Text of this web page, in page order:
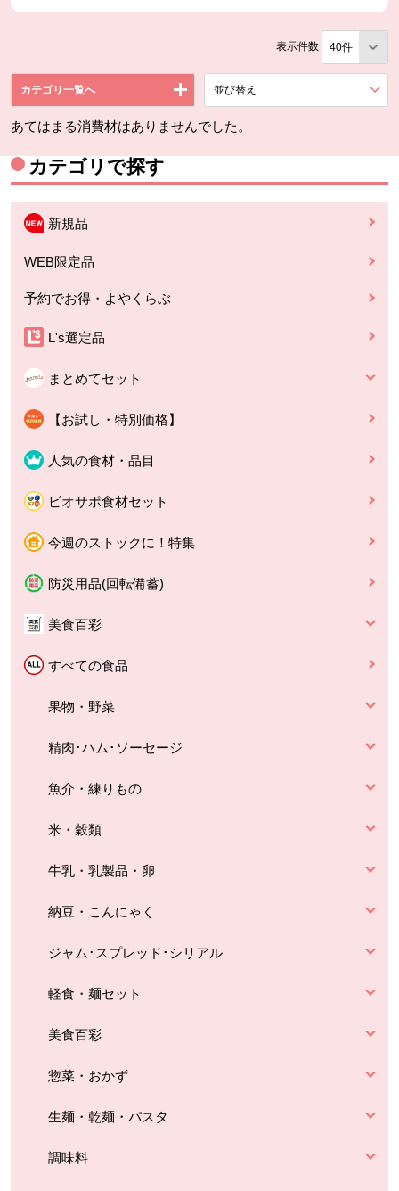
表示件数
カテゴリ一覧へ 並び替え
あてはまる消費材はありませんでした。
カテゴリで探す
新規品
WEB限定品
予約でお得・よやくらぶ
L's選定品
まとめてセット
【お試し・特別価格】
人気の食材・品目
ビオサポ食材セット
今週のストックに！特集
防災用品(回転備蓄)
美食百彩
すべての食品
果物・野菜
精肉･ハム･ソーセージ
魚介・練りもの
米・穀類
牛乳・乳製品・卵
納豆・こんにゃく
ジャム･スプレッド･シリアル
軽食・麺セット
美食百彩
惣菜・おかず
生麺・乾麺・パスタ
調味料